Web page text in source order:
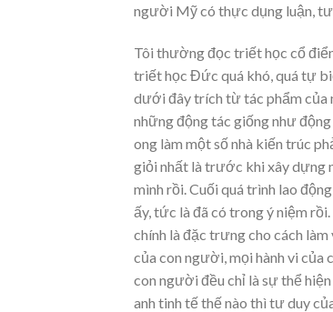
người Mỹ có thực dụng luận,
Tôi thường đọc triết học cổ
triết học Đức quá khó, quá tự
dưới đây trích từ tác phẩm của
những động tác giống như
ong làm một số nhà kiến trúc
giỏi nhất là trước khi xây dựng
mình rồi. Cuối quá trình lao
ấy, tức là đã có trong ý niệm
chính là đặc trưng cho cách
của con người, mọi hành vi của
con người đều chỉ là sự thể
anh tinh tế thế nào thì tư duy